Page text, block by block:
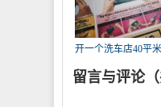
开一个洗车店40平
多
留言与评论